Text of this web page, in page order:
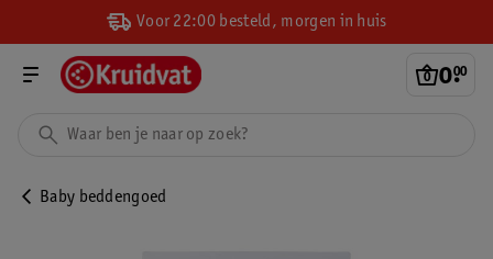
Voor 22:00 besteld, morgen in huis
0.
00
Baby beddengoed